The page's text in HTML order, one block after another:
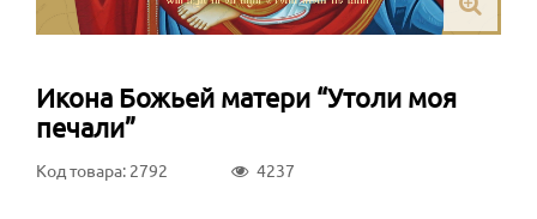
Икона Божьей матери “Утоли моя
печали”
Код товара: 2792 4237